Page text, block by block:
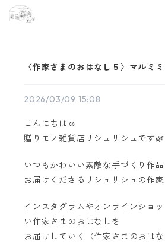
〈作家さまのおはなし５〉マルミ
2026/03/09 15:08
こんにちは☺️
贈りモノ雑貨店リシュリシュです🌿
いつもかわいい素敵な手づくり作品
お届けくださるリシュリシュの作家
インスタグラムやオンラインショ
い作家さまのおはなしを
お届けしていく〈作家さまのおはな